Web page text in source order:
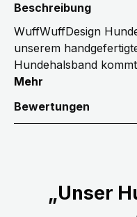
Beschreibung
WuffWuffDesign
unserem
Hundehalsband
Mehr
Bewertungen
„Unser